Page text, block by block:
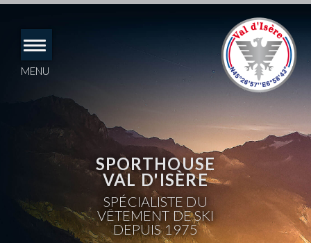
directement
contenu
MENU
SPORTHOUSE
VAL D'ISÈRE
SPÉCIALISTE DU
VÊTEMENT DE SKI
DEPUIS 1975